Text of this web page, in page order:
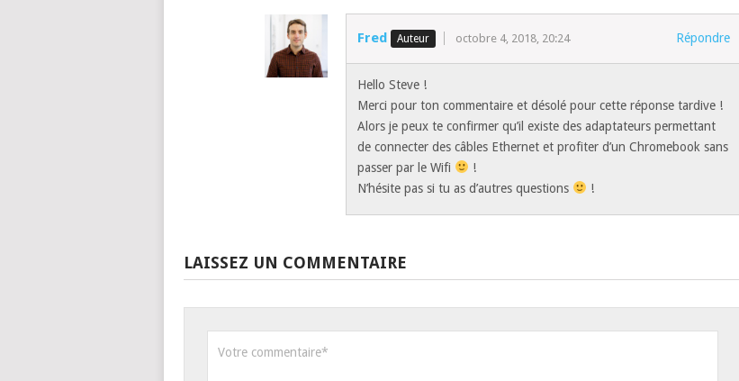
Fred octobre 4, 2018, 20:24 Répondre
Hello Steve !
Merci pour ton commentaire et désolé pour cette réponse tardive !
Alors je peux te confirmer qu’il existe des adaptateurs permettant
de connecter des câbles Ethernet et profiter d’un Chromebook sans
passer par le Wifi
!
N’hésite pas si tu as d’autres questions
!
LAISSEZ UN COMMENTAIRE